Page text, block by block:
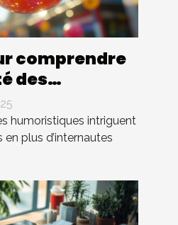
comprendre
des
humoristiques intriguent
plus d’internautes